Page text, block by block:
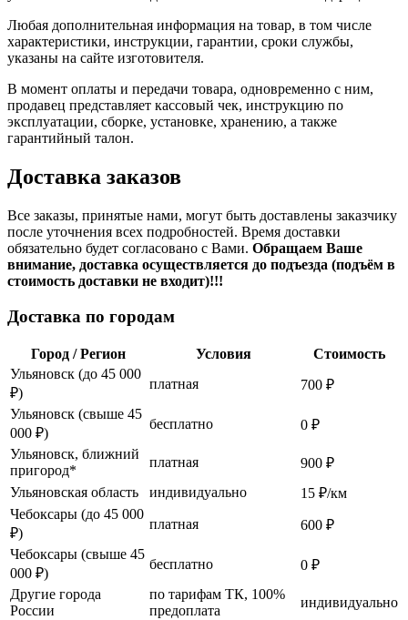
Любая дополнительная информация на товар, в том числе
характеристики, инструкции, гарантии, сроки службы,
указаны на сайте изготовителя.
В момент оплаты и передачи товара, одновременно с ним,
продавец представляет кассовый чек, инструкцию по
эксплуатации, сборке, установке, хранению, а также
гарантийный талон.
Доставка заказов
Все заказы, принятые нами, могут быть доставлены заказчику
после уточнения всех подробностей. Время доставки
обязательно будет согласовано с Вами. Обращаем Ваше
внимание, доставка осуществляется до подъезда (подъём в
стоимость доставки не входит)!!!
Доставка по городам
Город / Регион Условия
Стоимость
Ульяновск (до 45 000
₽)
платная
700 ₽
Ульяновск (свыше 45
000 ₽)
бесплатно
0 ₽
Ульяновск, ближний
пригород*
платная
900 ₽
Ульяновская область
индивидуально
15 ₽/км
Чебоксары (до 45 000
₽)
платная
600 ₽
Чебоксары (свыше 45
000 ₽)
бесплатно
0 ₽
Другие города
России
по тарифам ТК, 100%
предоплата
индивидуально